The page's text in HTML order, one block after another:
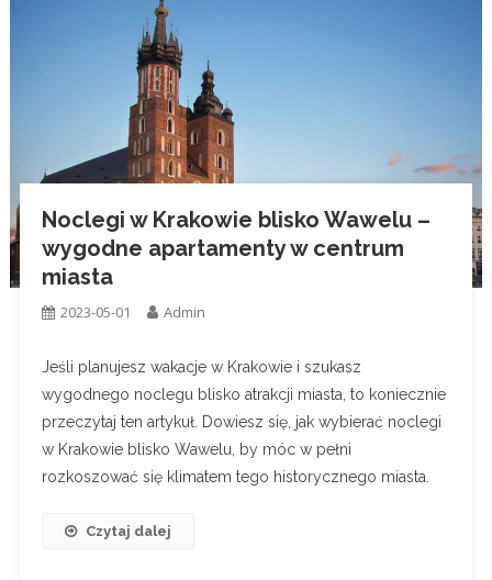
Noclegi w Krakowie blisko Wawelu –
wygodne apartamenty w centrum
miasta
2023-05-01 Admin
Jeśli planujesz wakacje w Krakowie i szukasz
wygodnego noclegu blisko atrakcji miasta, to koniecznie
przeczytaj ten artykuł. Dowiesz się, jak wybierać noclegi
w Krakowie blisko Wawelu, by móc w pełni
rozkoszować się klimatem tego historycznego miasta.
Czytaj dalej